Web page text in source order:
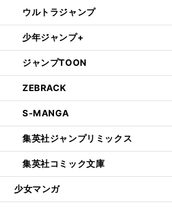
ウルトラジャンプ
少年ジャンプ+
ジャンプTOON
ZEBRACK
S-MANGA
集英社ジャンプリミックス
集英社コミック文庫
少女マンガ